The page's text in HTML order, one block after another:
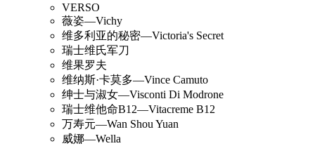
VERSO
薇姿—Vichy
维多利亚的秘密—Victoria's Secret
瑞士维氏军刀
维果罗夫
维纳斯·卡莫多—Vince Camuto
绅士与淑女—Visconti Di Modrone
瑞士维他命B12—Vitacreme B12
万寿元—Wan Shou Yuan
威娜—Wella